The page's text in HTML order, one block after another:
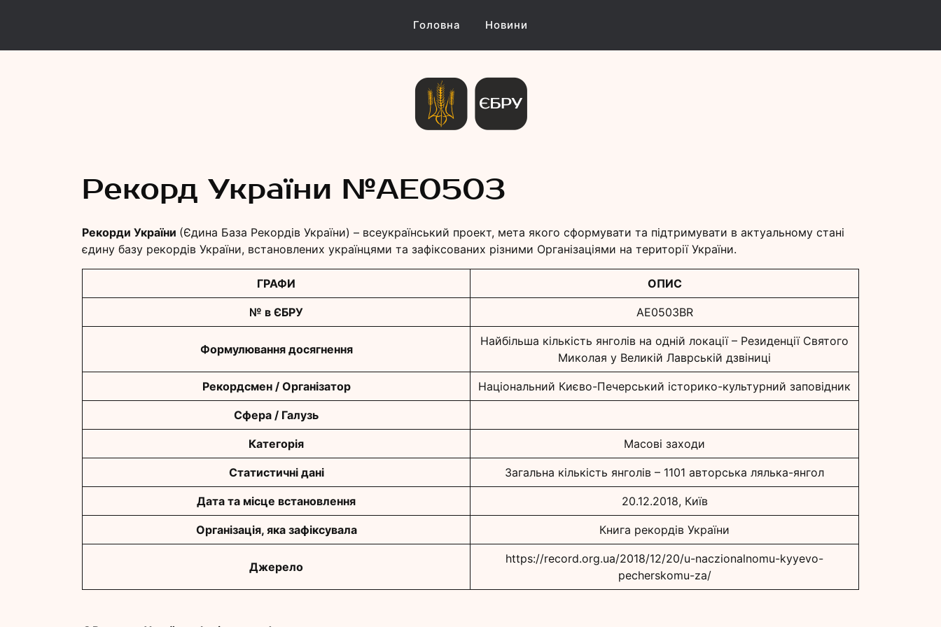
Головна Новини
Рекорди України
Рекорд України №АE0503
Рекорди України (Єдина База Рекордів України) – всеукраїнський проект, мета якого сформувати та підтримувати в актуальному стані
єдину базу рекордів України, встановлених українцями та зафіксованих різними Організаціями на території України.
ГРАФИ ОПИС
№ в ЄБРУ AE0503BR
Формулювання досягнення
Найбільша кількість янголів на одній локації – Резиденції Святого
Миколая у Великій Лаврській дзвіниці
Рекордсмен / Організатор Національний Києво-Печерський історико-культурний заповідник
Сфера / Галузь
Категорія Масові заходи
Статистичні дані Загальна кількість янголів – 1101 авторська лялька-янгол
Дата та місце встановлення 20.12.2018, Київ
Організація, яка зафіксувала Книга рекордів України
Джерело
https://record.org.ua/2018/12/20/u-naczionalnomu-kyyevo-
pecherskomu-za/